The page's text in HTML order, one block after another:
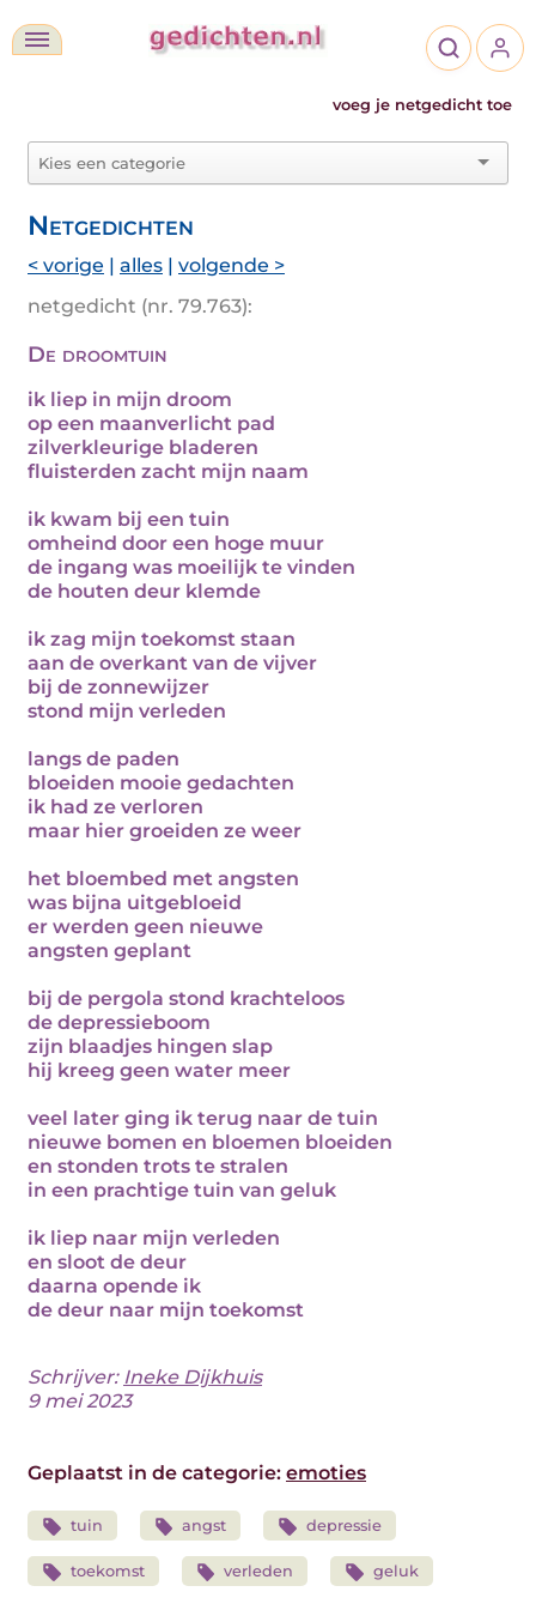
voeg je netgedicht toe
Netgedichten
< vorige | alles | volgende >
netgedicht (nr. 79.763):
De droomtuin
ik liep in mijn droom
op een maanverlicht pad
zilverkleurige bladeren
fluisterden zacht mijn naam
ik kwam bij een tuin
omheind door een hoge muur
de ingang was moeilijk te vinden
de houten deur klemde
ik zag mijn toekomst staan
aan de overkant van de vijver
bij de zonnewijzer
stond mijn verleden
langs de paden
bloeiden mooie gedachten
ik had ze verloren
maar hier groeiden ze weer
het bloembed met angsten
was bijna uitgebloeid
er werden geen nieuwe
angsten geplant
bij de pergola stond krachteloos
de depressieboom
zijn blaadjes hingen slap
hij kreeg geen water meer
veel later ging ik terug naar de tuin
nieuwe bomen en bloemen bloeiden
en stonden trots te stralen
in een prachtige tuin van geluk
ik liep naar mijn verleden
en sloot de deur
daarna opende ik
de deur naar mijn toekomst
Schrijver: Ineke Dijkhuis
9 mei 2023
Geplaatst in de categorie: emoties
tuin angst depressie
toekomst verleden geluk